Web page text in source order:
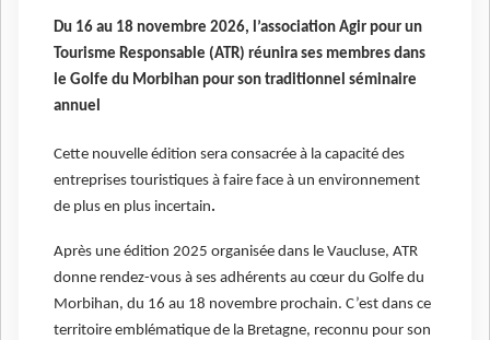
Du 16 au 18 novembre 2026, l’association Agir pour un
Tourisme Responsable (ATR) réunira ses membres dans
le Golfe du Morbihan pour son traditionnel séminaire
annuel
Cette nouvelle édition sera consacrée à la capacité des
entreprises touristiques à faire face à un environnement
de plus en plus incertain.
Après une édition 2025 organisée dans le Vaucluse, ATR
donne rendez-vous à ses adhérents au cœur du Golfe du
Morbihan, du 16 au 18 novembre prochain. C’est dans ce
territoire emblématique de la Bretagne, reconnu pour son